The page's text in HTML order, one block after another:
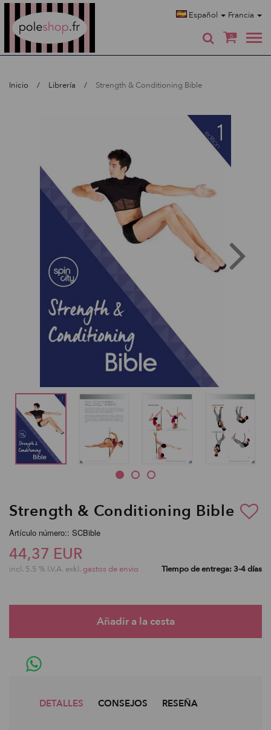
Español Francia
0
Inicio Librería Strength & Conditioning Bible
Strength & Conditioning Bible
Artículo número:: SCBible
44,37 EUR
incl. 5.5 % I.V.A. exkl. gastos de envio Tiempo de entrega: 3-4 días
DETALLES CONSEJOS RESEÑA